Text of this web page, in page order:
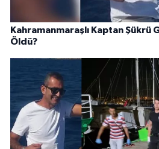
Kahramanmaraşlı Kaptan Şükrü
Öldü?